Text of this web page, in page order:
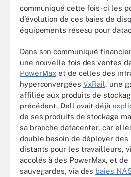
communiqué cette fois-ci les
d’évolution de ces baies de
équipements réseau pour
Dans son communiqué
une nouvelle fois des ventes
PowerMax et de celles des
hyperconvergées VxRail, une
affiliée aux produits de
précédent, Dell avait déjà
de ses produits de stockage
sa branche datacenter, car
double besoin de déployer
distants pour les travailleurs,
accolés à des PowerMax, et
sauvegardes, via des baies NAS